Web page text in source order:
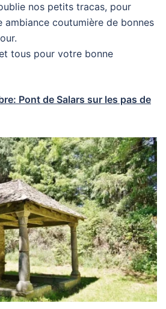
nos petits tracas, pour
ambiance coutumière de bonnes
tous pour votre bonne
Pont de Salars sur les pas de